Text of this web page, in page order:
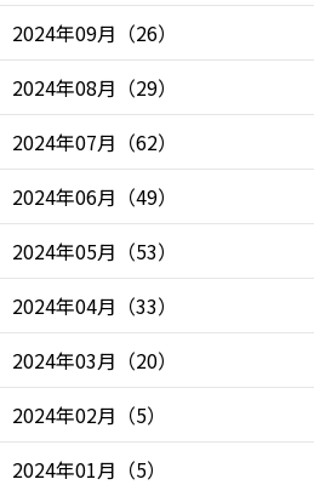
2024年09月 （26）
2024年08月 （29）
2024年07月 （62）
2024年06月 （49）
2024年05月 （53）
2024年04月 （33）
2024年03月 （20）
2024年02月 （5）
2024年01月 （5）